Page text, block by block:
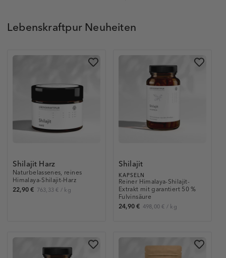
Lebenskraftpur Neuheiten
Shilajit Harz
Naturbelassenes, reines
Himalaya-Shilajit-Harz
22,90 € 763,33 € / kg
Shilajit
KAPSELN
Reiner Himalaya-Shilajit-
Extrakt mit garantiert 50 %
Fulvinsäure
24,90 € 498,00 € / kg